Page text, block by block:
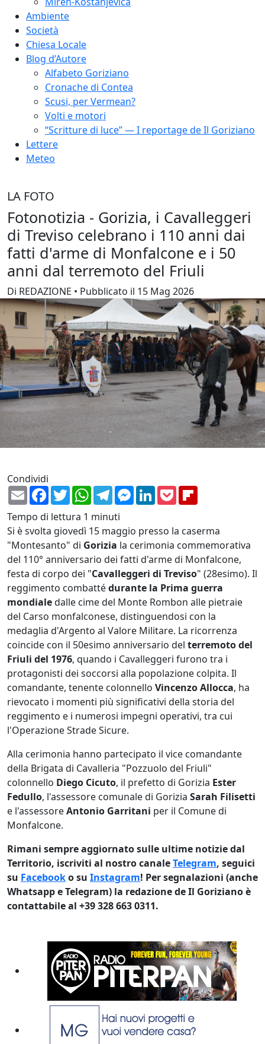
Ambiente
Società
Chiesa Locale
Blog d’Autore
Alfabeto Goriziano
Cronache di Contea
Scusi, per Vermean?
Volti e motori
“Scritture di luce” — I reportage de Il Goriziano
Lettere
Meteo
LA FOTO
Fotonotizia - Gorizia, i Cavalleggeri
di Treviso celebrano i 110 anni dai
fatti d'arme di Monfalcone e i 50
anni dal terremoto del Friuli
Di REDAZIONE • Pubblicato il 15 Mag 2026
Condividi
EmailFacebook
TwitterWhatsApp
TelegramMessenger
LinkedIn
Pocket
Tempo di lettura 1 minuti
Si è svolta giovedì 15 maggio presso la caserma
"Montesanto" di Gorizia la cerimonia commemorativa
del 110° anniversario dei fatti d'arme di Monfalcone,
festa di corpo dei "Cavalleggeri di Treviso" (28esimo). Il
reggimento combattédurante la Prima guerra
mondialedalle cime del Monte Rombon alle pietraie
del Carso monfalconese, distinguendosi con la
medaglia d'Argento al Valore Militare. La ricorrenza
coincide con il 50esimo anniversario del terremoto del
Friuli del 1976, quando i Cavalleggeri furono tra i
protagonisti dei soccorsi alla popolazione colpita. Il
comandante, tenente colonnello Vincenzo Allocca, ha
rievocato i momenti più significativi della storia del
reggimento e i numerosi impegni operativi, tra cui
l'Operazione Strade Sicure.
Alla cerimonia hanno partecipato il vice comandante
della Brigata di Cavalleria "Pozzuolo del Friuli"
colonnello Diego Cicuto, il prefetto di Gorizia Ester
Fedullo, l'assessore comunale di Gorizia Sarah Filisetti
e l'assessoreAntonio Garritani per il Comune di
Monfalcone.
Rimani sempre aggiornato sulle ultime notizie dal
Territorio, iscriviti al nostro canaleTelegram, seguici
su Facebooko su Instagram! Per segnalazioni (anche
Whatsapp e Telegram) la redazione de Il Goriziano è
contattabile al +39 328 663 0311.